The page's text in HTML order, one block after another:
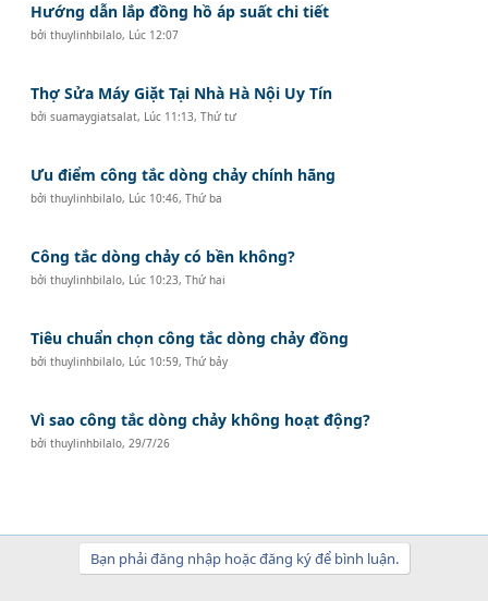
Hướng dẫn lắp đồng hồ áp suất chi tiết
bởithuylinhbilalo, Lúc 12:07
Thợ Sửa Máy Giặt Tại Nhà Hà Nội Uy Tín
bởisuamaygiatsalat, Lúc 11:13, Thứ tư
Ưu điểm công tắc dòng chảy chính hãng
bởithuylinhbilalo, Lúc 10:46, Thứ ba
Công tắc dòng chảy có bền không?
bởithuylinhbilalo, Lúc 10:23, Thứ hai
Tiêu chuẩn chọn công tắc dòng chảy đồng
bởithuylinhbilalo, Lúc 10:59, Thứ bảy
Vì sao công tắc dòng chảy không hoạt động?
bởithuylinhbilalo,29/7/26
Bạn phải đăng nhập hoặc đăng ký để bình luận.